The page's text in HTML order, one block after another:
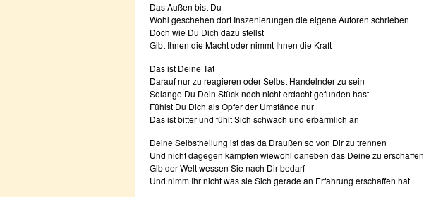
Das Außen bist Du
Wohl geschehen dort Inszenierungen die eigene Autoren schrieben
Doch wie Du Dich dazu stellst
Gibt Ihnen die Macht oder nimmt Ihnen die Kraft
Das ist Deine Tat
Darauf nur zu reagieren oder Selbst Handelnder zu sein
Solange Du Dein Stück noch nicht erdacht gefunden hast
Fühlst Du Dich als Opfer der Umstände nur
Das ist bitter und fühlt Sich schwach und erbärmlich an
Deine Selbstheilung ist das da Draußen so von Dir zu trennen
Und nicht dagegen kämpfen wiewohl daneben das Deine zu erschaffen
Gib der Welt wessen Sie nach Dir bedarf
Und nimm Ihr nicht was sie Sich gerade an Erfahrung erschaffen hat